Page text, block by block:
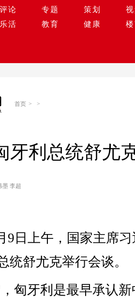
评论 专题 策划
乐活 教育 健康
首页 > >
牙利总统舒尤
墨 李超
9日上午，国家主席
统舒尤克举行会谈。
匈牙利是最早承认